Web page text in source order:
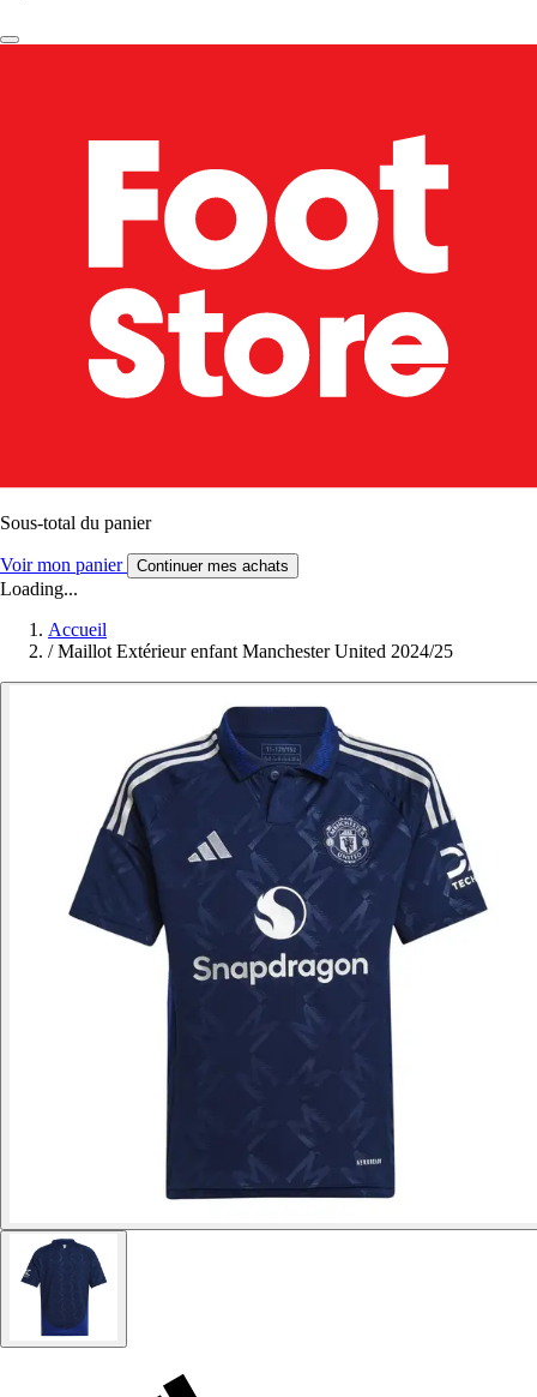
Sous-total du panier
Voir mon panier Continuer mes achats
Loading...
Accueil
/ Maillot Extérieur enfant Manchester United 2024/25